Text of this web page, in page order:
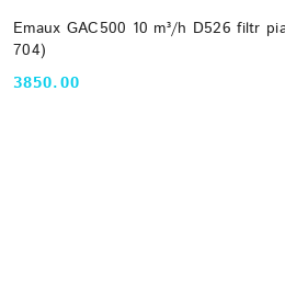
Emaux GAC500 10 m³/h D526 filtr
704)
Cena:
3850.00